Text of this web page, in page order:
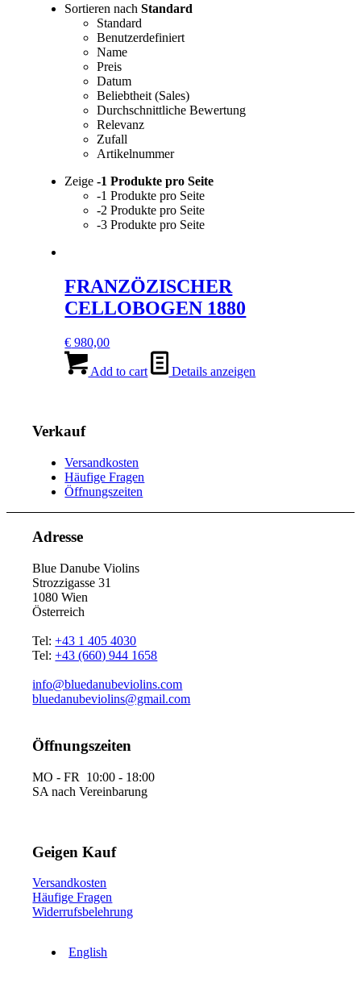
Sortieren nachStandard
Standard
Benutzerdefiniert
Name
Preis
Datum
Beliebtheit (Sales)
Durchschnittliche Bewertung
Relevanz
Zufall
Artikelnummer
Zeige-1 Produkte pro Seite
-1 Produkte pro Seite
-2 Produkte pro Seite
-3 Produkte pro Seite
FRANZÖZISCHER
CELLOBOGEN 1880
€ 980,00
Add to cart Details anzeigen
Verkauf
Versandkosten
Häufige Fragen
Öffnungszeiten
Adresse
Blue Danube Violins
Strozzigasse 31
1080 Wien
Österreich
Tel:+43 1 405 4030
Tel:+43 (660) 944 1658
info@bluedanubeviolins.com
bluedanubeviolins@gmail.com
Öffnungszeiten
MO - FR 10:00 - 18:00
SA nach Vereinbarung
Geigen Kauf
Versandkosten
Häufige Fragen
Widerrufsbelehrung
English